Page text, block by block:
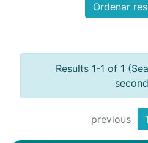
Ordenar
Results 1-1 of 1
previous 1